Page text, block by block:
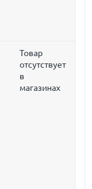
Товар
отсутствует
в
магазинах